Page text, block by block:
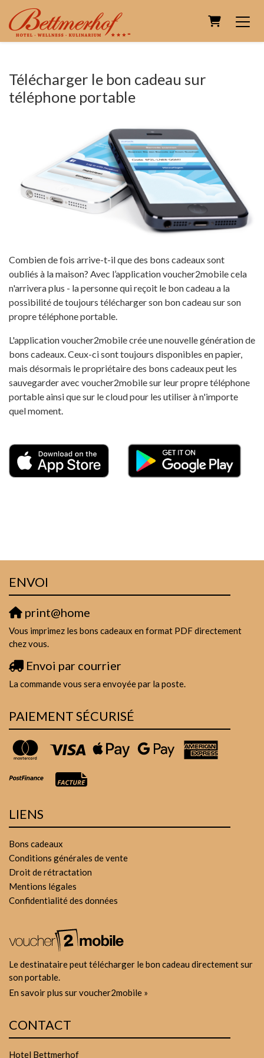
Panier
Télécharger le bon cadeau sur
téléphone portable
Combien de fois arrive-t-il que des bons cadeaux sont
oubliés à la maison? Avec l’application voucher2mobile cela
n'arrivera plus - la personne qui reçoit le bon cadeau a la
possibilité de toujours télécharger son bon cadeau sur son
propre téléphone portable.
L'application voucher2mobile crée une nouvelle génération de
bons cadeaux. Ceux-ci sont toujours disponibles en papier,
mais désormais le propriétaire des bons cadeaux peut les
sauvegarder avec voucher2mobile sur leur propre téléphone
portable ainsi que sur le cloud pour les utiliser à n'importe
quel moment.
ENVOI
print@home
Vous imprimez les bons cadeaux en format PDF directement
chez vous.
Envoi par courrier
La commande vous sera envoyée par la poste.
PAIEMENT SÉCURISÉ
LIENS
Bons cadeaux
Conditions générales de vente
Droit de rétractation
Mentions légales
Confidentialité des données
Le destinataire peut télécharger le bon cadeau directement sur
son portable.
En savoir plus sur voucher2mobile »
CONTACT
Hotel Bettmerhof